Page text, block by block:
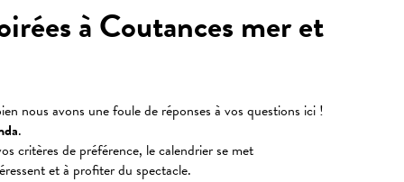
à Coutances mer et
nous avons une foule de réponses à vos questions ici !
.
critères de préférence, le calendrier se met
et à profiter du spectacle.